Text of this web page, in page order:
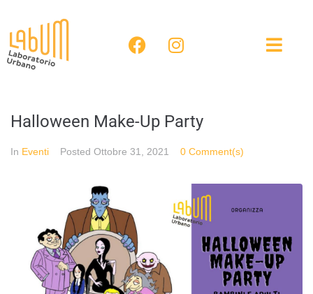
Halloween Make-Up Party
In Eventi Posted Ottobre 31, 2021 0 Comment(s)